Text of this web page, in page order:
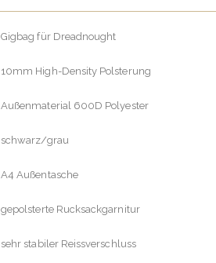
Gigbag für Dreadnought
10mm High-Density Polsterung
Außenmaterial 600D Polyester
schwarz/grau
A4 Außentasche
gepolsterte Rucksackgarnitur
sehr stabiler Reissverschluss